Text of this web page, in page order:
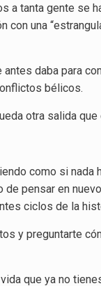
a tanta gente se
una
daba para
bélicos.
otra salida
como si
pensar en
ciclos de la
y preguntarte
que ya no